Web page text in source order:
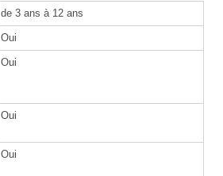
de 3 ans à 12 ans
Oui
Oui
Oui
Oui